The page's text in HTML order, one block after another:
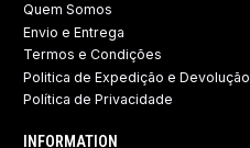
Quem Somos
Envio e Entrega
Termos e Condições
Politica de Expedição e Devolução ​
Política de Privacidade
INFORMATION